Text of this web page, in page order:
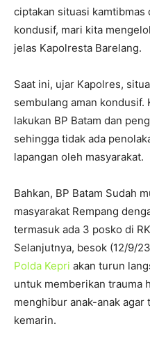
ciptakan situasi kamtibmas
kondusif, mari kita
jelas Kapolresta Barelang.
Saat ini, ujar Kapolres,
sembulang aman kondusif.
lakukan BP Batam dan
sehingga tidak ada
lapangan oleh masyarakat.
Bahkan, BP Batam Sudah
masyarakat Rempang
termasuk ada 3 posko di
Selanjutnya, besok (12/9/
Polda Kepri akan turun
untuk memberikan trauma
menghibur anak-anak agar
kemarin.